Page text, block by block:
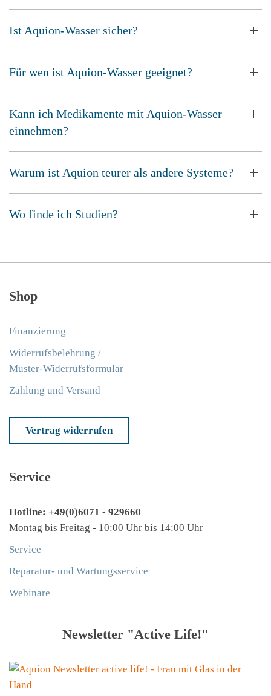
Ist Aquion-Wasser sicher?
Für wen ist Aquion-Wasser geeignet?
Kann ich Medikamente mit Aquion-Wasser
einnehmen?
Warum ist Aquion teurer als andere Systeme?
Wo finde ich Studien?
Shop
Finanzierung
Widerrufsbelehrung /
Muster-Widerrufsformular
Zahlung und Versand
Vertrag widerrufen
Service
Hotline: +49(0)6071 - 929660
Montag bis Freitag - 10:00 Uhr bis 14:00 Uhr
Service
Reparatur- und Wartungsservice
Webinare
Newsletter "Active Life!"